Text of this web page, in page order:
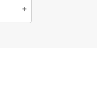
add